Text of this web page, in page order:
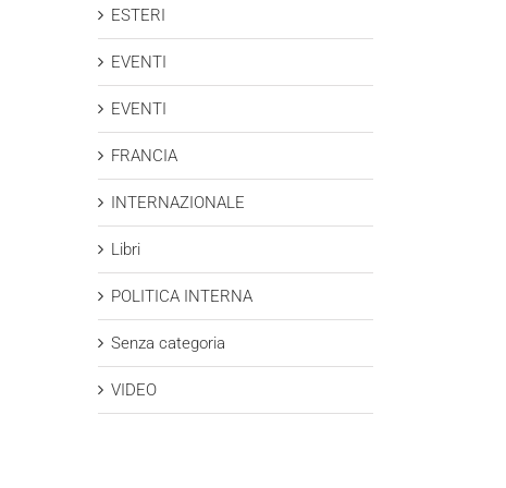
ESTERI
EVENTI
EVENTI
FRANCIA
INTERNAZIONALE
Libri
POLITICA INTERNA
Senza categoria
VIDEO